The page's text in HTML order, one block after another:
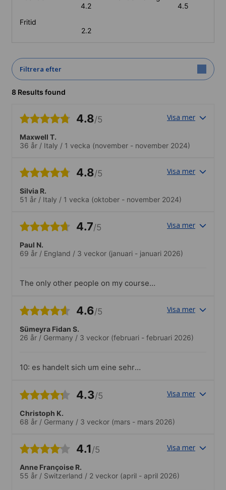
4.2
4.5
Fritid
2.2
Filtrera efter
8 Results found
4.8/5 Visa mer
Maxwell T.
36 år / Italy / 1 vecka (november - november 2024)
4.8/5 Visa mer
Silvia R.
51 år / Italy / 1 vecka (oktober - november 2024)
4.7/5 Visa mer
Paul N.
69 år / England / 3 veckor (januari - januari 2026)
The only other people on my course
think it's mainly due to the fact that not
Russian so it cannot be said to be a
failure of the school.
4.6/5 Visa mer
Sümeyra Fidan S.
26 år / Germany / 3 veckor (februari - februari 2026)
10: es handelt sich um eine sehr
Schule zu besuchen. Meine Russisch
bemerkenswertes Skills mit den
Schülern umzugehen.Die Schule relativ
kein Problem, da auch mein Hotel in der
Nähe lag. Ich kann mir vorstellen, dass
das erreichen sehr schwierig ist, wenn
man in der Zentrale verbleibt.
4.3/5 Visa mer
Christoph K.
68 år / Germany / 3 veckor (mars - mars 2026)
4.1/5 Visa mer
Anne Françoise R.
55 år / Switzerland / 2 veckor (april - april 2026)